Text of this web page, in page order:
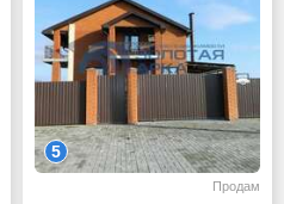
5
Продам